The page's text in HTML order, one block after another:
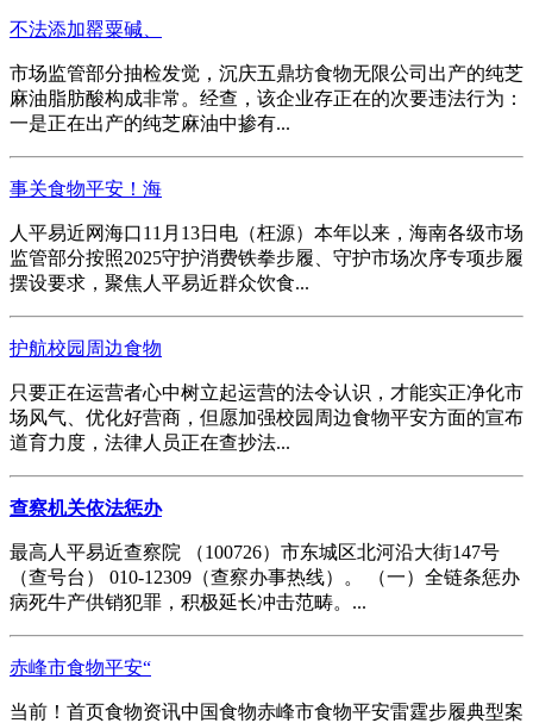
不法添加罂粟碱、
市场监管部分抽检发觉，沉庆五鼎坊食物无限公司出产的纯芝
麻油脂肪酸构成非常。经查，该企业存正在的次要违法行为：
一是正在出产的纯芝麻油中掺有...
事关食物平安！海
人平易近网海口11月13日电（枉源）本年以来，海南各级市场
监管部分按照2025守护消费铁拳步履、守护市场次序专项步履
摆设要求，聚焦人平易近群众饮食...
护航校园周边食物
只要正在运营者心中树立起运营的法令认识，才能实正净化市
场风气、优化好营商，但愿加强校园周边食物平安方面的宣布
道育力度，法律人员正在查抄法...
查察机关依法惩办
最高人平易近查察院 （100726）市东城区北河沿大街147号
（查号台） 010-12309（查察办事热线）。 （一）全链条惩办
病死牛产供销犯罪，积极延长冲击范畴。...
赤峰市食物平安“
当前！首页食物资讯中国食物赤峰市食物平安雷霆步履典型案